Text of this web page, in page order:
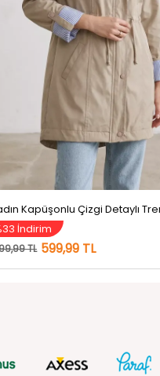
Kapüşonlu Çizgi Detaylı
İndirim
TL 599,99 TL